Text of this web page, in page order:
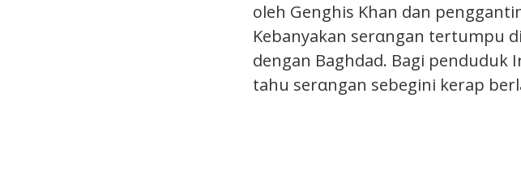
oleh Genghis Khan dan
Kebanyakan serαngan tertumpu
dengan Baghdad. Bagi penduduk
tahu serαngan sebegini kerap